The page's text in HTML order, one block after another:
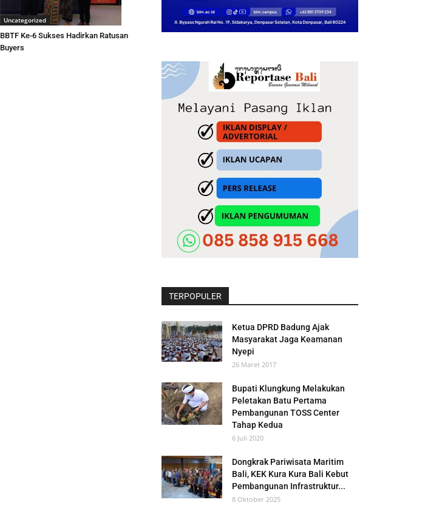
Uncategorized
BBTF Ke-6 Sukses Hadirkan Ratusan
Buyers
TERPOPULER
Ketua DPRD Badung Ajak
Masyarakat Jaga Keamanan
Nyepi
26 Maret 2017
Bupati Klungkung Melakukan
Peletakan Batu Pertama
Pembangunan TOSS Center
Tahap Kedua
6 Juli 2020
Dongkrak Pariwisata Maritim
Bali, KEK Kura Kura Bali Kebut
Pembangunan Infrastruktur...
8 Oktober 2025